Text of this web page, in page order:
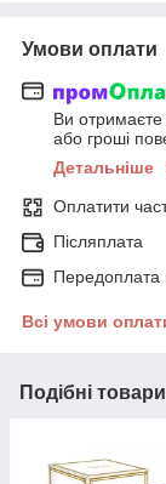
Умови оплати
Ви
або гроші
Детальніше
Оплатити
Післяплата
Передоплата
Всі умови
Подібні